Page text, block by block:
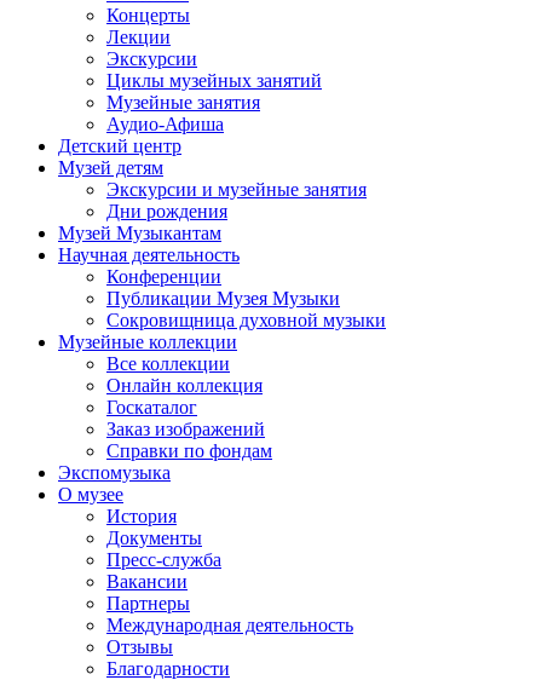
Концерты
Лекции
Экскурсии
Циклы музейных занятий
Музейные занятия
Аудио-Афиша
Детский центр
Музей детям
Экскурсии и музейные занятия
Дни рождения
Музей Музыкантам
Научная деятельность
Конференции
Публикации Музея Музыки
Сокровищница духовной музыки
Музейные коллекции
Все коллекции
Онлайн коллекция
Госкаталог
Заказ изображений
Справки по фондам
Экспомузыка
О музее
История
Документы
Пресс-служба
Вакансии
Партнеры
Международная деятельность
Отзывы
Благодарности